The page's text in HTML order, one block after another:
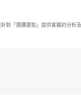
對「選購要點」提供客觀的分